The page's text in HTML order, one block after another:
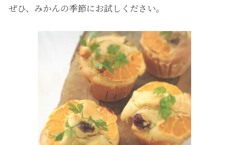
ぜひ、みかんの季節にお試しください。